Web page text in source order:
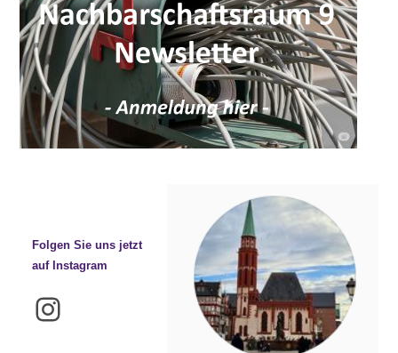
Folgen Sie uns jetzt
auf Instagram
Instagram